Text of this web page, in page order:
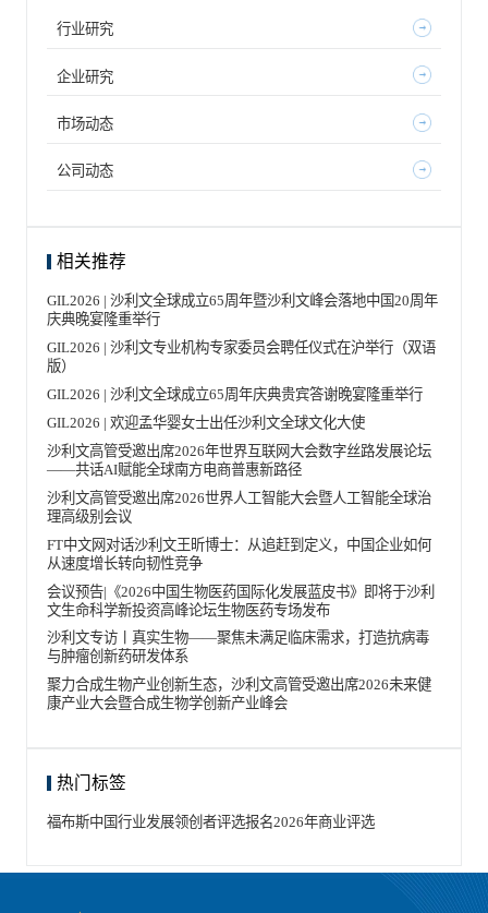
行业研究
企业研究
市场动态
公司动态
相关推荐
GIL2026 | 沙利文全球成立65周年暨沙利文峰会落地中国20周年
庆典晚宴隆重举行
GIL2026 | 沙利文专业机构专家委员会聘任仪式在沪举行（双语
版）
GIL2026 | 沙利文全球成立65周年庆典贵宾答谢晚宴隆重举行
GIL2026 | 欢迎孟华婴女士出任沙利文全球文化大使
沙利文高管受邀出席2026年世界互联网大会数字丝路发展论坛
——共话AI赋能全球南方电商普惠新路径
沙利文高管受邀出席2026世界人工智能大会暨人工智能全球治
理高级别会议
FT中文网对话沙利文王昕博士：从追赶到定义，中国企业如何
从速度增长转向韧性竞争
会议预告|《2026中国生物医药国际化发展蓝皮书》即将于沙利
文生命科学新投资高峰论坛生物医药专场发布
沙利文专访丨真实生物——聚焦未满足临床需求，打造抗病毒
与肿瘤创新药研发体系
聚力合成生物产业创新生态，沙利文高管受邀出席2026未来健
康产业大会暨合成生物学创新产业峰会
热门标签
福布斯中国行业发展领创者评选报名2026年商业评选